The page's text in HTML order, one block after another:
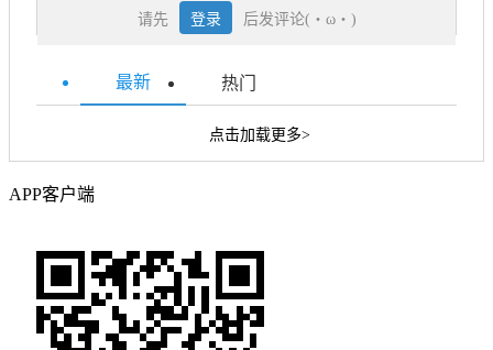
请先 登录 后发评论(・ω・)
最新 热门
点击加载更多>
APP客户端